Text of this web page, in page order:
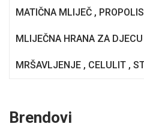
MATIČNA MLIJEČ ,
MLIJEČNA HRANA ZA DJECU
MRŠAVLJENJE , CELULIT ,
Brendovi